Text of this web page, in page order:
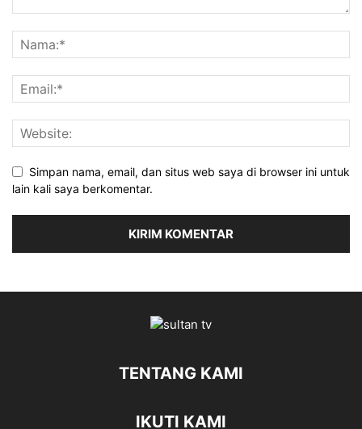
Simpan nama, email, dan situs web saya di browser ini untuk
lain kali saya berkomentar.
TENTANG KAMI
IKUTI KAMI